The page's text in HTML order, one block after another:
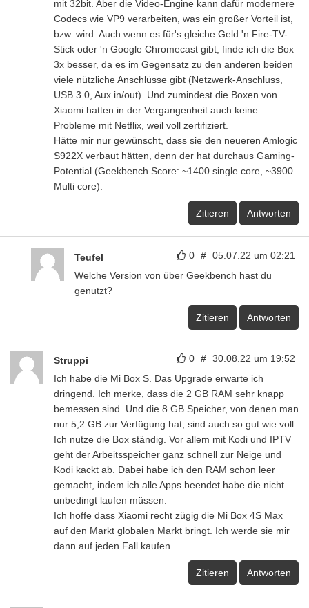
mit 32bit. Aber die Video-Engine kann dafür modernere
Codecs wie VP9 verarbeiten, was ein großer Vorteil ist,
bzw. wird. Auch wenn es für's gleiche Geld 'n Fire-TV-
Stick oder 'n Google Chromecast gibt, finde ich die Box
3x besser, da es im Gegensatz zu den anderen beiden
viele nützliche Anschlüsse gibt (Netzwerk-Anschluss,
USB 3.0, Aux in/out). Und zumindest die Boxen von
Xiaomi hatten in der Vergangenheit auch keine
Probleme mit Netflix, weil voll zertifiziert.
Hätte mir nur gewünscht, dass sie den neueren Amlogic
S922X verbaut hätten, denn der hat durchaus Gaming-
Potential (Geekbench Score: ~1400 single core, ~3900
Multi core).
Zitieren Antworten
0 # 05.07.22 um 02:21
Teufel
Welche Version von über Geekbench hast du
genutzt?
Zitieren Antworten
0 # 30.08.22 um 19:52
Struppi
Ich habe die Mi Box S. Das Upgrade erwarte ich
dringend. Ich merke, dass die 2 GB RAM sehr knapp
bemessen sind. Und die 8 GB Speicher, von denen man
nur 5,2 GB zur Verfügung hat, sind auch so gut wie voll.
Ich nutze die Box ständig. Vor allem mit Kodi und IPTV
geht der Arbeitsspeicher ganz schnell zur Neige und
Kodi kackt ab. Dabei habe ich den RAM schon leer
gemacht, indem ich alle Apps beendet habe die nicht
unbedingt laufen müssen.
Ich hoffe dass Xiaomi recht zügig die Mi Box 4S Max
auf den Markt globalen Markt bringt. Ich werde sie mir
dann auf jeden Fall kaufen.
Zitieren Antworten